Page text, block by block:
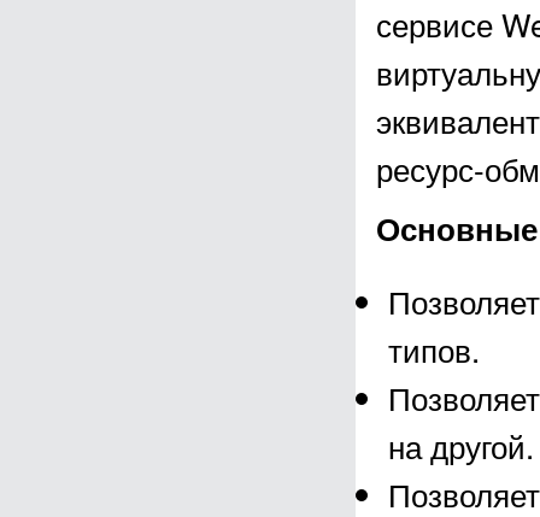
сервисе
ресурс-
Основные
типов.
на другой.